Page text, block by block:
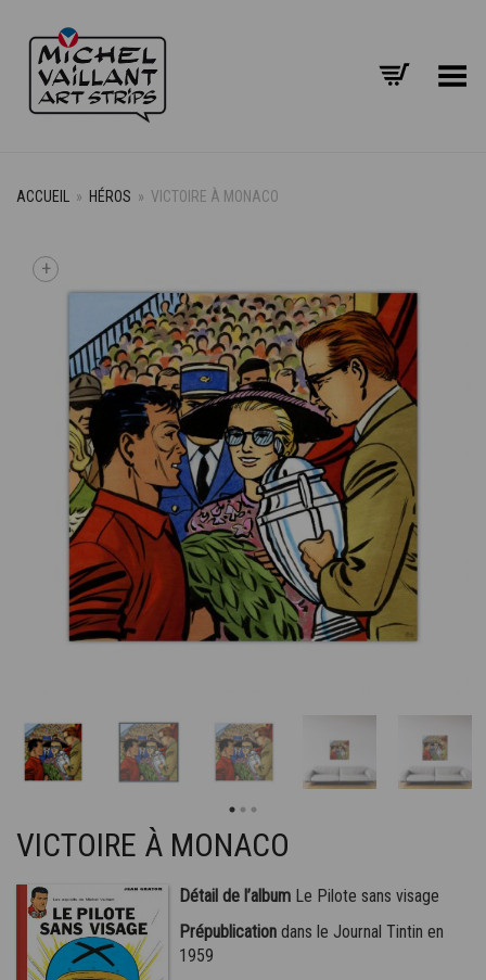
Basculer le menu
ACCUEIL » HÉROS » VICTOIRE À MONACO
+
VICTOIRE À MONACO
Détail de l’album Le Pilote sans visage
Prépublication dans le Journal Tintin en
1959